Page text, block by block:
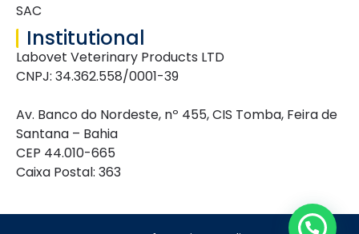
SAC
Institutional
Labovet Veterinary Products LTD
CNPJ: 34.362.558/0001-39
Av. Banco do Nordeste, nº 455, CIS Tomba, Feira de
Santana – Bahia
CEP 44.010-665
Caixa Postal: 363